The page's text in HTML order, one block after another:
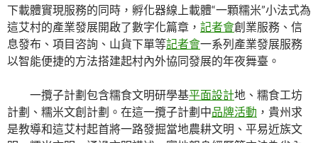
下載體實現服務的同時，孵化器線上載體“一顆糯米”小法式為
這艾村的產業發展開啟了數字化篇章， 記者會創業服務、信
息發布、項目咨詢、山貨下單等記者會一系列產業發展服務
以智能便捷的方法搭建起村內外協同發展的年夜舞臺。
一攬子計劃包含糯食文明研學基平面設計地、糯食工坊
計劃、糯米文創計劃。在這一攬子計劃中品牌活動 ，貴州求
是教導和這艾村起首將一路發掘當地農耕文明、平易近族文